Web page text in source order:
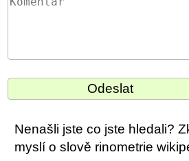
Nenašli jste co jste hledali?
myslí o slově rinometrie